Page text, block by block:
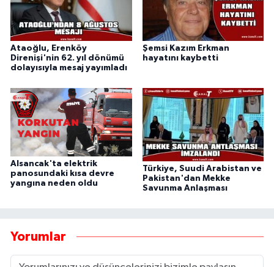
Ataoğlu, Erenköy
Direnişi'nin 62. yıl dönümü
dolayısıyla mesaj yayımladı
Şemsi Kazım Erkman
hayatını kaybetti
Alsancak'ta elektrik
panosundaki kısa devre
yangına neden oldu
Türkiye, Suudi Arabistan ve
Pakistan'dan Mekke
Savunma Anlaşması
Yorumlar